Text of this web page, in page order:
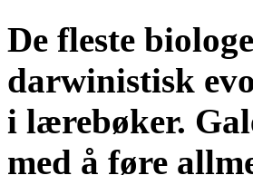
De fleste
darwinistisk
i lærebøker.
med å føre